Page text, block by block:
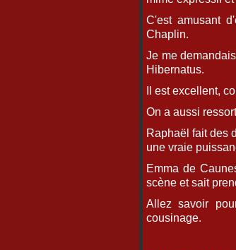
C'est amusant
Chaplin.
Je me
Hibernatus.
Il est excellent,
On a aussi
Raphaël fait des
une vraie
Emma de
scène et sait
Allez savoir
cousinage.